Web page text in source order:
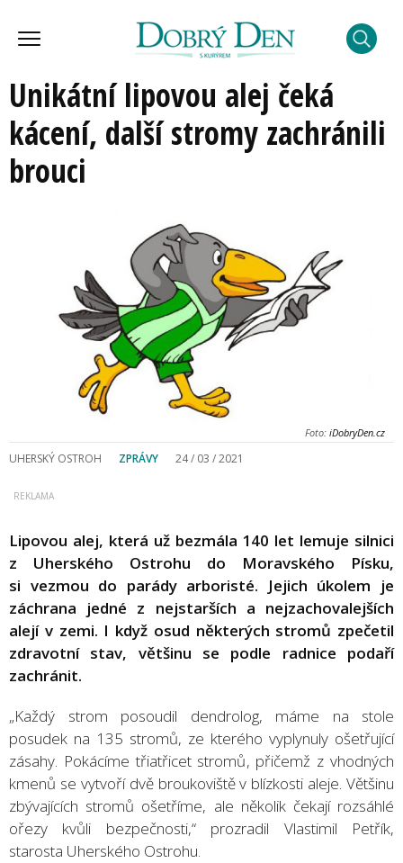
Unikátní lipovou alej čeká
kácení, další stromy zachránili
brouci
Foto: iDobryDen.cz
UHERSKÝ OSTROH ZPRÁVY 24 / 03 / 2021
Lipovou alej, která už bezmála 140 let lemuje silnici
z Uherského Ostrohu do Moravského Písku,
si vezmou do parády arboristé. Jejich úkolem je
záchrana jedné z nejstarších a nejzachovalejších
alejí v zemi. I když osud některých stromů zpečetil
zdravotní stav, většinu se podle radnice podaří
zachránit.
„Každý strom posoudil dendrolog, máme na stole
posudek na 135 stromů, ze kterého vyplynuly ošetřující
zásahy. Pokácíme třiatřicet stromů, přičemž z vhodných
kmenů se vytvoří dvě broukoviště v blízkosti aleje. Většinu
zbývajících stromů ošetříme, ale několik čekají rozsáhlé
ořezy kvůli bezpečnosti,“ prozradil Vlastimil Petřík,
starosta Uherského Ostrohu.